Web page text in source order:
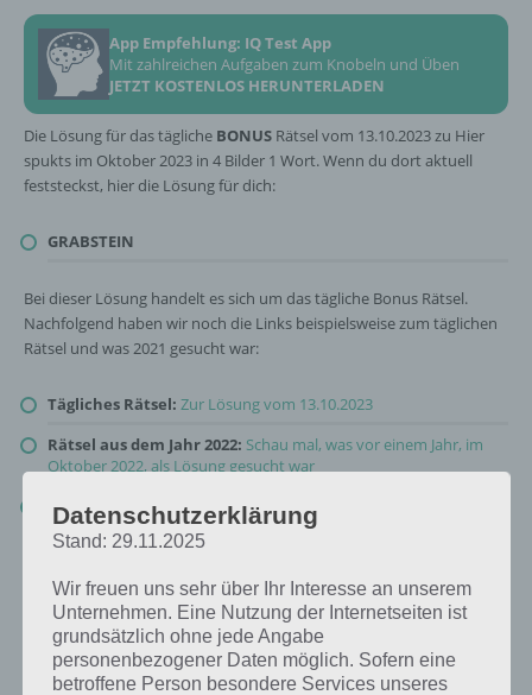
App Empfehlung: IQ Test App
Mit zahlreichen Aufgaben zum Knobeln und Üben
JETZT KOSTENLOS HERUNTERLADEN
Die Lösung für das tägliche BONUS Rätsel vom 13.10.2023 zu Hier
spukts im Oktober 2023 in 4 Bilder 1 Wort. Wenn du dort aktuell
feststeckst, hier die Lösung für dich:
GRABSTEIN
Bei dieser Lösung handelt es sich um das tägliche Bonus Rätsel.
Nachfolgend haben wir noch die Links beispielsweise zum täglichen
Rätsel und was 2021 gesucht war:
Tägliches Rätsel: Zur Lösung vom 13.10.2023
Rätsel aus dem Jahr 2022: Schau mal, was vor einem Jahr, im
Oktober 2022, als Lösung gesucht war
Zur Übersicht:
4 Bilder 1 Wort Lösungen zu Hier spukts im
Oktober 2023!
Datenschutzerklärung
Stand: 29.11.2025
Wir freuen uns sehr über Ihr Interesse an unserem
Unternehmen. Eine Nutzung der Internetseiten ist
grundsätzlich ohne jede Angabe
personenbezogener Daten möglich. Sofern eine
betroffene Person besondere Services unseres